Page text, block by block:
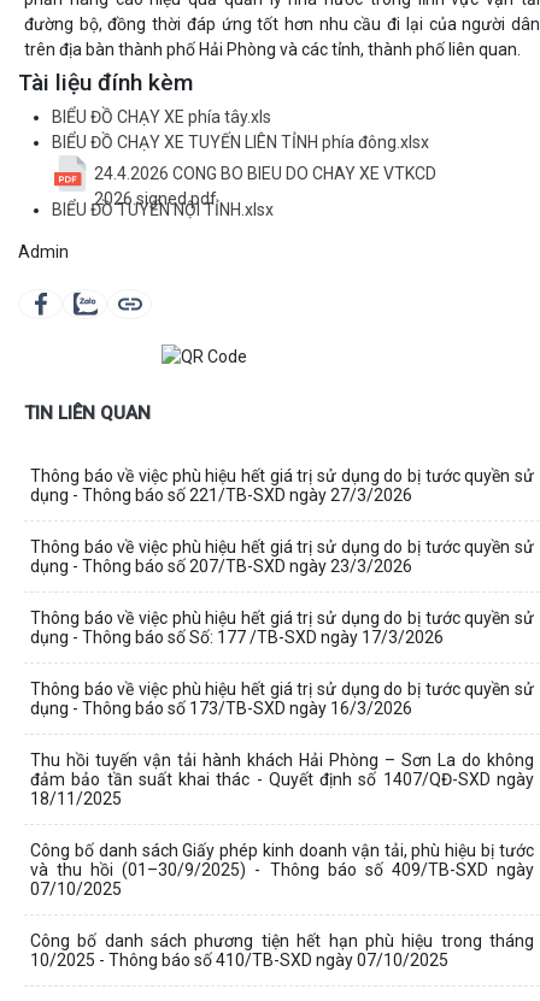
đường bộ, đồng thời đáp ứng tốt hơn nhu cầu đi lại của người dân
trên địa bàn thành phố Hải Phòng và các tỉnh, thành phố liên quan.
Tài liệu đính kèm
BIỂU ĐỒ CHẠY XE phía tây.xls
BIỂU ĐỒ CHẠY XE TUYẾN LIÊN TỈNH phía đông.xlsx
24.4.2026 CONG BO BIEU DO CHAY XE VTKCD
2026.signed.pdf
BIỂU ĐỒ TUYẾN NỘI TỈNH.xlsx
Admin
TIN LIÊN QUAN
Thông báo về việc phù hiệu hết giá trị sử dụng do bị tước quyền sử
dụng - Thông báo số 221/TB-SXD ngày 27/3/2026
Thông báo về việc phù hiệu hết giá trị sử dụng do bị tước quyền sử
dụng - Thông báo số 207/TB-SXD ngày 23/3/2026
Thông báo về việc phù hiệu hết giá trị sử dụng do bị tước quyền sử
dụng - Thông báo số Số: 177 /TB-SXD ngày 17/3/2026
Thông báo về việc phù hiệu hết giá trị sử dụng do bị tước quyền sử
dụng - Thông báo số 173/TB-SXD ngày 16/3/2026
Thu hồi tuyến vận tải hành khách Hải Phòng – Sơn La do không
đảm bảo tần suất khai thác - Quyết định số 1407/QĐ-SXD ngày
18/11/2025
Công bố danh sách Giấy phép kinh doanh vận tải, phù hiệu bị tước
và thu hồi (01–30/9/2025) - Thông báo số 409/TB-SXD ngày
07/10/2025
Công bố danh sách phương tiện hết hạn phù hiệu trong tháng
10/2025 - Thông báo số 410/TB-SXD ngày 07/10/2025